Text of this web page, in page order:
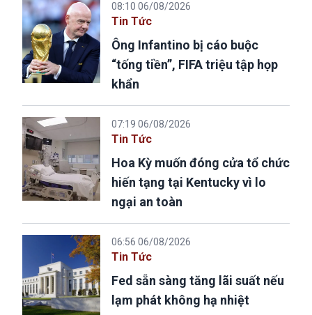
08:10 06/08/2026
Tin Tức
Ông Infantino bị cáo buộc
“tống tiền”, FIFA triệu tập họp
khẩn
07:19 06/08/2026
Tin Tức
Hoa Kỳ muốn đóng cửa tổ chức
hiến tạng tại Kentucky vì lo
ngại an toàn
06:56 06/08/2026
Tin Tức
Fed sẵn sàng tăng lãi suất nếu
lạm phát không hạ nhiệt